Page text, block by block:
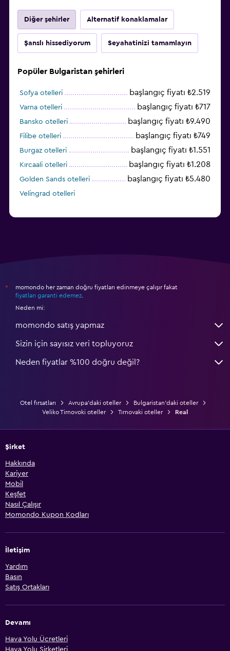
Diğer şehirler Alternatif konaklamalar
Şanslı hissediyorum Seyahatinizi tamamlayın
Popüler Bulgaristan şehirleri
Sofya otelleri başlangıç fiyatı ₺2.519
Varna otelleri başlangıç fiyatı ₺717
Bansko otelleri başlangıç fiyatı ₺9.490
Filibe otelleri başlangıç fiyatı ₺749
Burgaz otelleri başlangıç fiyatı ₺1.551
Kırcaali otelleri başlangıç fiyatı ₺1.208
Golden Sands otelleri başlangıç fiyatı ₺5.480
Velingrad otelleri
*
momondo her zaman doğru fiyatları edinmeye çalışır fakat
fiyatları garanti edemez
Neden mi:
momondo satış yapmaz
Sizin için sayısız veri topluyoruz
Neden fiyatlar %100 doğru değil?
Otel fırsatları Avrupa'daki oteller
Bulgaristan'daki oteller
Veliko Tirnovoki oteller
Tırnovaki oteller Real
Şirket
Hakkında
Kariyer
Mobil
Keşfet
Nasıl Çalışır
Momondo Kupon Kodları
İletişim
Yardım
Basın
Satış Ortakları
Devamı
Hava Yolu Ücretleri
Hava Yolu Şirketleri